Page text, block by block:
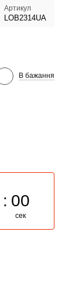
Артикул
LOB2314UA
В бажання
00
сек